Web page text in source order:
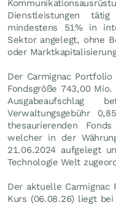
Dienstleistungen
mindestens 51% in
Sektor angelegt, ohne
oder
Der Carmignac
Fondsgröße 743,00
Verwaltungsgebühr
thesaurierenden
welcher in der
21.06.2024 aufgelegt
Technologie Welt
Der aktuelle Carmignac
Kurs (06.08.26) liegt bei